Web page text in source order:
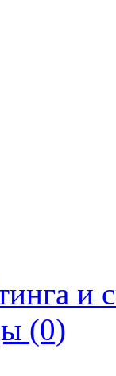
и
(0)